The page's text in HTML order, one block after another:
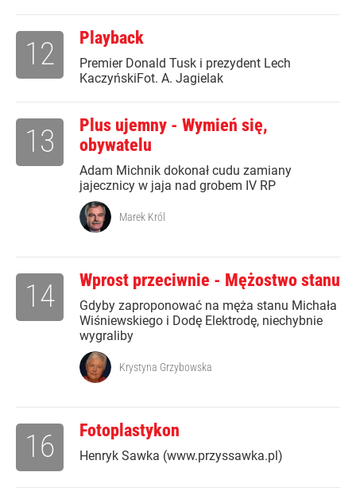
Playback
Premier Donald Tusk i prezydent Lech
KaczyńskiFot. A. Jagielak
12
Plus ujemny - Wymień się,
obywatelu
Adam Michnik dokonał cudu zamiany
jajecznicy w jaja nad grobem IV RP
13
Marek Król
Wprost przeciwnie - Mężostwo stanu
Gdyby zaproponować na męża stanu Michała
Wiśniewskiego i Dodę Elektrodę, niechybnie
wygraliby
14
Krystyna Grzybowska
Fotoplastykon
Henryk Sawka (www.przyssawka.pl)
16